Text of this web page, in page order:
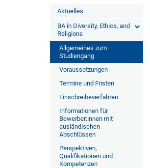
Aktuelles
BA in Diversity, Ethics, and
Religions
Allgemeines zum
Studiengang
Voraussetzungen
Termine und Fristen
Einschreibeverfahren
Informationen für
Bewerber:innen mit
ausländischen
Abschlüssen
Perspektiven,
Qualifikationen und
Kompetenzen